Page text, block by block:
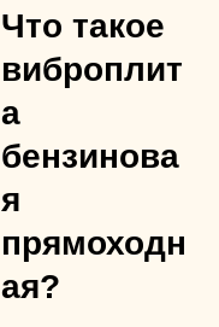
Что такое
виброплит
а
бензинова
я
прямоходн
ая?